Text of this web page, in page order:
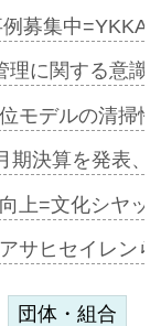
例募集中
理に関する意
モデルの清
期決算を発表
上=文化シヤ
サヒセイレ
団体・組合